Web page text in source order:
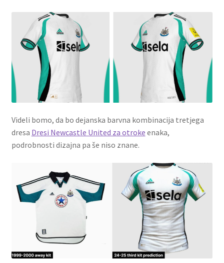
Videli bomo, da bo dejanska barvna kombinacija tretjega
dresa Dresi Newcastle United za otroke enaka,
podrobnosti dizajna pa še niso znane.